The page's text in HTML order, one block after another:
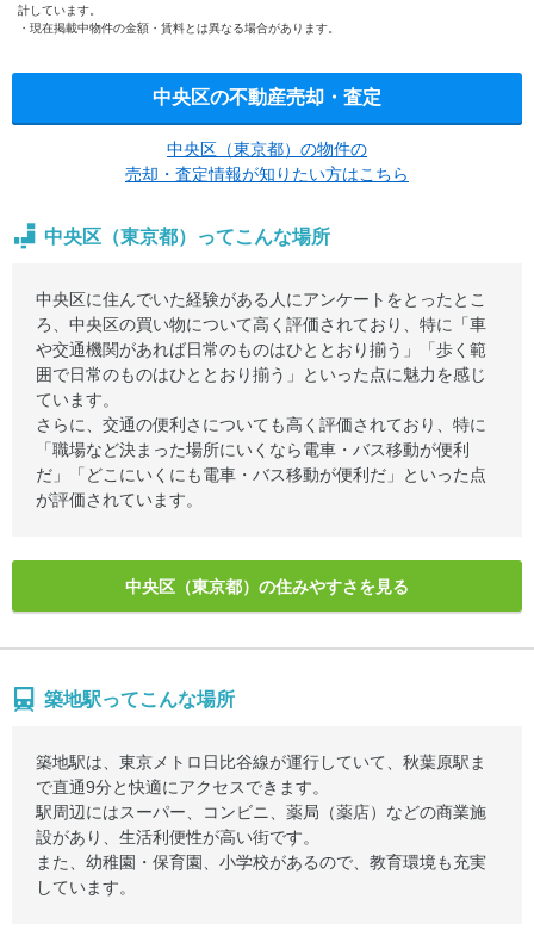
計しています。
現在掲載中物件の金額・賃料とは異なる場合があります。
中央区の不動産売却・査定
中央区（東京都）の物件の
売却・査定情報が知りたい方はこちら
中央区（東京都）ってこんな場所
中央区に住んでいた経験がある人にアンケートをとったとこ
ろ、中央区の買い物について高く評価されており、特に「車
や交通機関があれば日常のものはひととおり揃う」「歩く範
囲で日常のものはひととおり揃う」といった点に魅力を感じ
ています。
さらに、交通の便利さについても高く評価されており、特に
「職場など決まった場所にいくなら電車・バス移動が便利
だ」「どこにいくにも電車・バス移動が便利だ」といった点
が評価されています。
中央区（東京都）の住みやすさを見る
築地駅ってこんな場所
築地駅は、東京メトロ日比谷線が運行していて、秋葉原駅ま
で直通9分と快適にアクセスできます。
駅周辺にはスーパー、コンビニ、薬局（薬店）などの商業施
設があり、生活利便性が高い街です。
また、幼稚園・保育園、小学校があるので、教育環境も充実
しています。